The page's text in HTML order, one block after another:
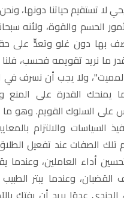
لا تستقيم حياتنا دونها،
الحسم والقوة، ولأنه
بها دون غلو وتعدٍّ على
ما نريد تقويمه فحسب،
ولا يجب أن نسرف في
القدرة على المنع
على السلوك القويم. وهو
السياسات والالتزام
تلك الصفات عند تفعيل
أداء العاملين،
وعندما يبتر